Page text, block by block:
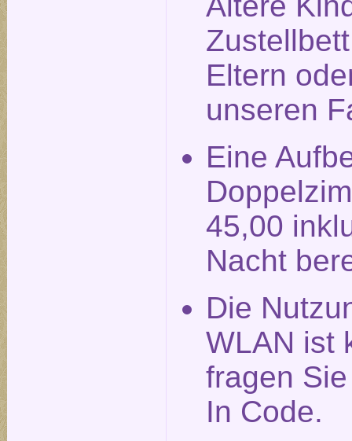
Eltern
unseren
Eine
45,00
Nacht
Die
WLAN ist
fragen
In Code.